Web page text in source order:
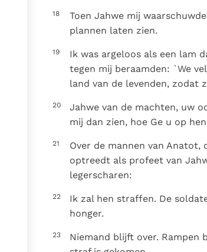
18
Toen Jahwe mij
plannen laten zien.
19
Ik was argeloos als een lam
tegen mij beraamden: `We
land van de levenden, zodat
20
Jahwe van de machten, uw
mij dan zien, hoe Ge u op
21
Over de mannen van Anatot,
optreedt als profeet van
legerscharen:
22
Ik zal hen straffen. De
honger.
23
Niemand blijft over. Rampen